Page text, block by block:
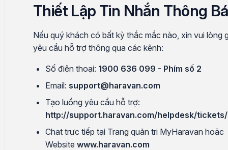
Thiết Lập Tin Nhắn Thông
Nếu quý khách có bất kỳ thắc mắc nào, xin vui lòng
yêu cầu hỗ trợ thông qua các kênh:
Số điện thoại: 1900 636 099 - Phím số 2
Email: support@haravan.com
Tạo luồng yêu cầu hỗ trợ:
http://support.haravan.com/helpdesk/
Chat trực tiếp tại Trang quản trị MyHaravan hoặc
Website www.haravan.com